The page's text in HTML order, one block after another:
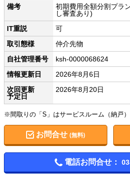
備考
初期費用全額分割プラ
し審査あり)
IT重説
可
取引態様
仲介先物
自社管理番号
ksh-0000068624
情報更新日
2026年8月6日
次回更新
予定日
2026年8月20日
※間取りの「S」はサービスルーム（納戸）
お問合せ (無料)
電話お問合せ：